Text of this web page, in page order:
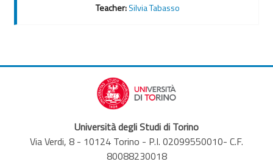
Teacher:Silvia Tabasso
Università degli Studi di Torino
Via Verdi, 8 - 10124 Torino - P.I. 02099550010- C.F.
80088230018